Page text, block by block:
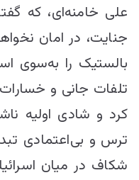
علی خامنه‌ای، که
جنایت، در امان
بالستیک را به‌سوی
تلفات جانی و خسارات
کرد و شادی اولیه
ترس و بی‌اعتمادی
شکاف در میان